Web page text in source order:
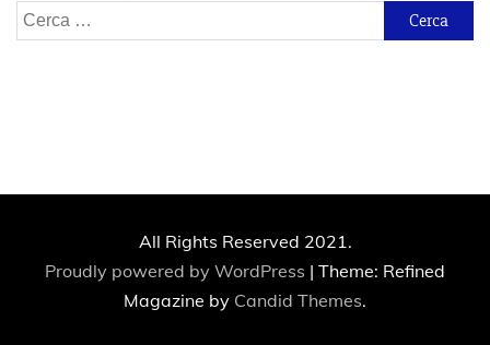
Ricerca
per:
All Rights Reserved 2021.
Proudly powered by WordPress | Theme: Refined
Magazine by Candid Themes.